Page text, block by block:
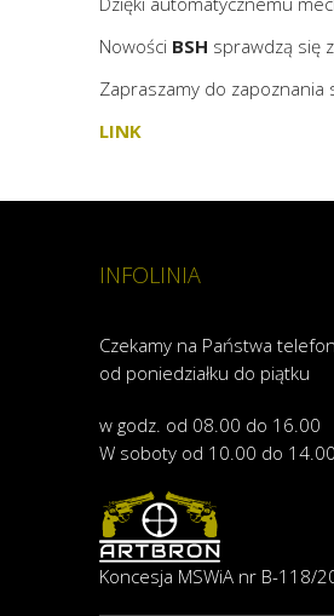
Nowości BSH sprawdzą się
Zapraszamy do zapoznania
LINK
INFOLINIA
Czekamy na Państwa
od poniedziałku do piątku
w godz. od 08.00 do 16.00
W soboty od 10.00 do 14.00
Koncesja MSWiA nr B-118/